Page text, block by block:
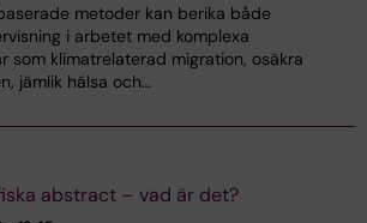
metoder kan berika både
i arbetet med komplexa
som klimatrelaterad migration, osäkra
jämlik hälsa och…
abstract – vad är det?